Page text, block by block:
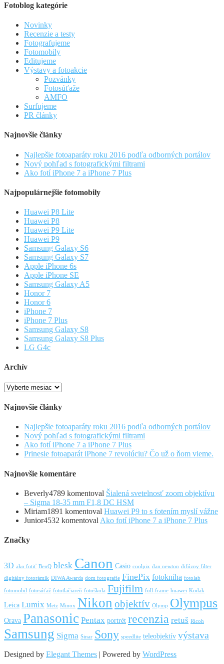
Fotoblog kategórie
Novinky
Recenzie a testy
Fotografujeme
Fotomobily
Editujeme
Výstavy a fotoakcie
Pozvánky
Fotosúťaže
AMFO
Surfujeme
PR články
Najnovšie články
Najlepšie fotoaparáty roku 2016 podľa odborných portálov
Nový pohľad s fotografickými filtrami
Ako fotí iPhone 7 a iPhone 7 Plus
Najpopulárnejšie fotomobily
Huawei P8 Lite
Huawei P8
Huawei P9 Lite
Huawei P9
Samsung Galaxy S6
Samsung Galaxy S7
Apple iPhone 6s
Apple iPhone SE
Samsung Galaxy A5
Honor 7
Honor 6
iPhone 7
iPhone 7 Plus
Samsung Galaxy S8
Samsung Galaxy S8 Plus
LG G4c
Archív
Archív
Najnovšie články
Najlepšie fotoaparáty roku 2016 podľa odborných portálov
Nový pohľad s fotografickými filtrami
Ako fotí iPhone 7 a iPhone 7 Plus
Prinesie fotoaparát iPhone 7 revolúciu? Čo už o ňom vieme.
Najnovšie komentáre
Beverly4789 komentoval Šialená svetelnosť zoom objektívu
– Sigma 18-35 mm F1,8 DC HSM
Miriam1891 komentoval Huawei P9 to s fotením myslí vážne
Junior4532 komentoval Ako fotí iPhone 7 a iPhone 7 Plus
Značky
3D ako fotiť BenQ blesk Canon Casio coolpix dan newton difúzny filter
digitálny fotorámik DIWA Awards dom fotografie FinePix fotokniha fotolab
fotomobil fotosúťaž fototlačiareň fotoškola Fujifilm full-frame huawei Kodak
Leica Lumix Metz Minox Nikon objektív Olymp Olympus
Orava Panasonic Pentax portrét recenzia retuš Ricoh
Samsung Sigma Sinar Sony speedlite teleobjektív výstava
Designed by Elegant Themes | Powered by WordPress